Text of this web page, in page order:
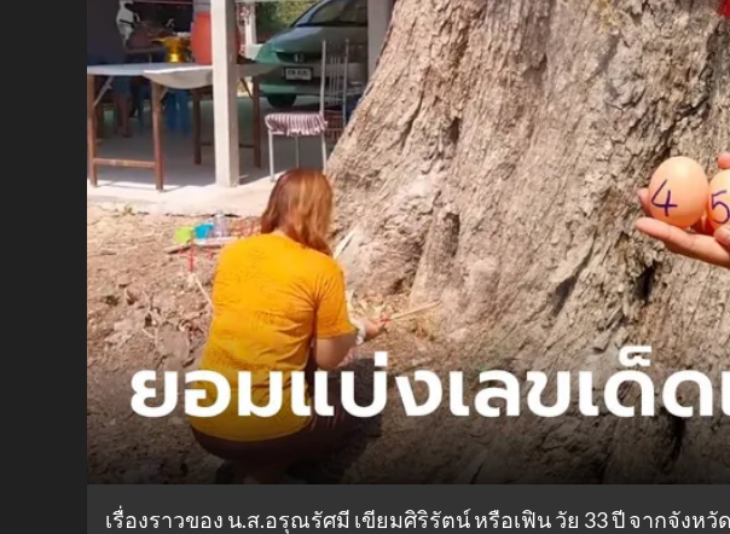
เรื่องราวของ น.ส.อรุณรัศมี เขียมศิริรัตน์ หรือเฟิน วัย 33 ปี จากจังห